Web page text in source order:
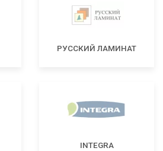
РУССКИЙ ЛАМИНАТ
INTEGRA